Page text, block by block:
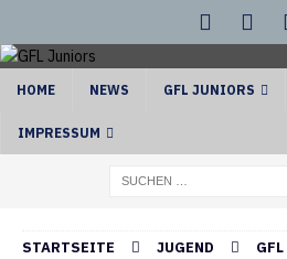
HOME NEWS GFL JUNIORS
IMPRESSUM
STARTSEITE JUGEND